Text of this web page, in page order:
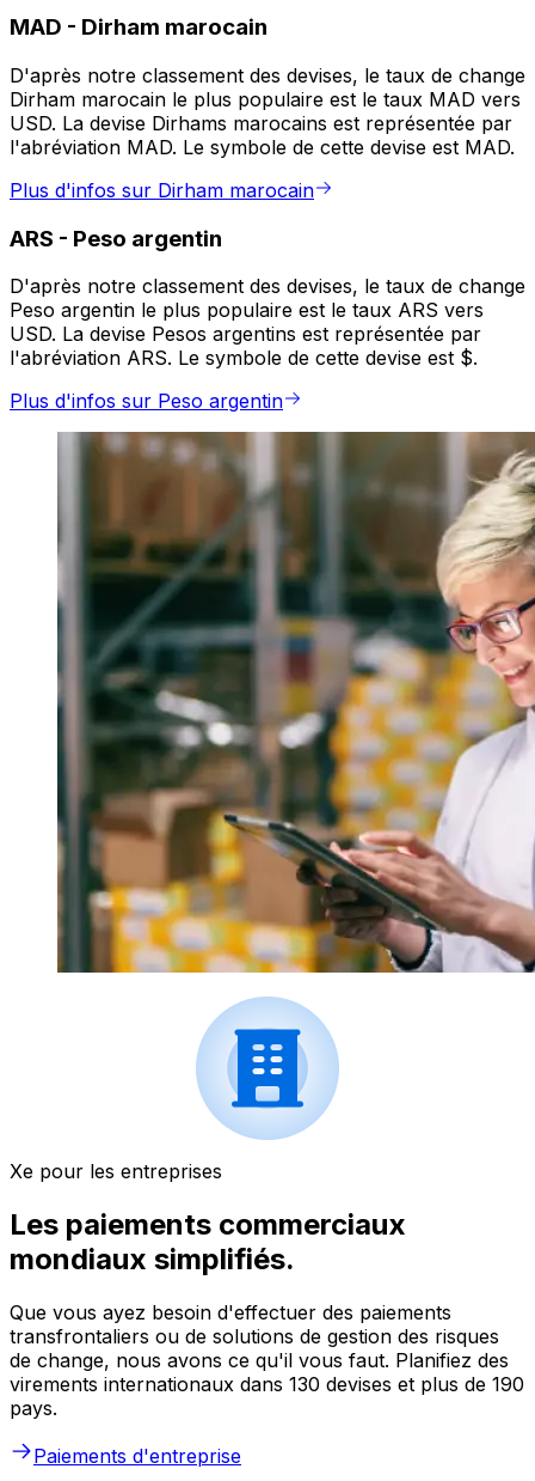
MAD - Dirham marocain
D'après notre classement des devises, le taux de change
Dirham marocain le plus populaire est le taux MAD vers
USD. La devise Dirhams marocains est représentée par
l'abréviation MAD. Le symbole de cette devise est MAD.
Plus d'infos sur Dirham marocain
ARS - Peso argentin
D'après notre classement des devises, le taux de change
Peso argentin le plus populaire est le taux ARS vers
USD. La devise Pesos argentins est représentée par
l'abréviation ARS. Le symbole de cette devise est $.
Plus d'infos sur Peso argentin
Xe pour les entreprises
Les paiements commerciaux
mondiaux simplifiés.
Que vous ayez besoin d'effectuer des paiements
transfrontaliers ou de solutions de gestion des risques
de change, nous avons ce qu'il vous faut. Planifiez des
virements internationaux dans 130 devises et plus de 190
pays.
Paiements d'entreprise